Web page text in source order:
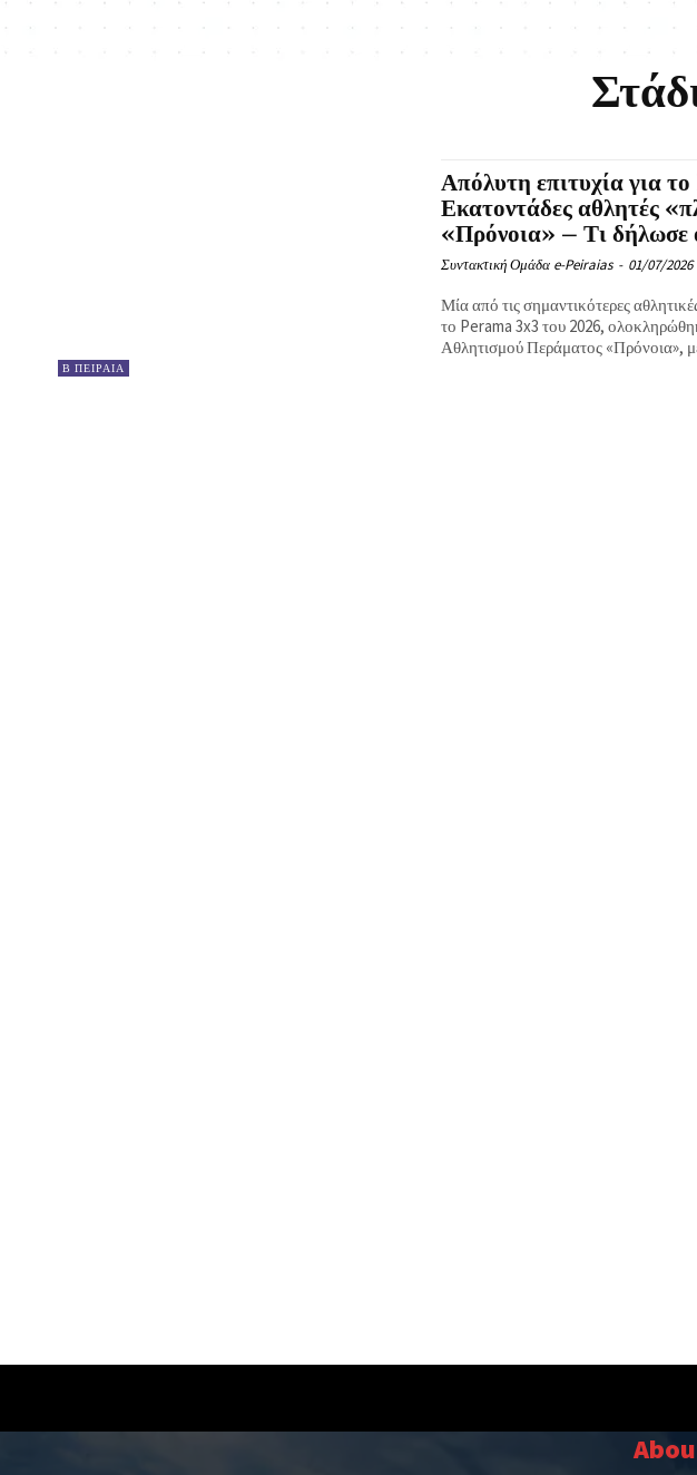
Β ΠΕΙΡΑΙΑ
Απόλυτη επιτυχία για
Εκατοντάδες αθλητές
«Πρόνοια» – Τι δήλωσε
Συντακτική Ομάδα e-Peiraias - 01/07/2026
Μία από τις σημαντικότερες
το Perama 3x3 του 2026,
Αθλητισμού Περάματος «Πρόνοια»,